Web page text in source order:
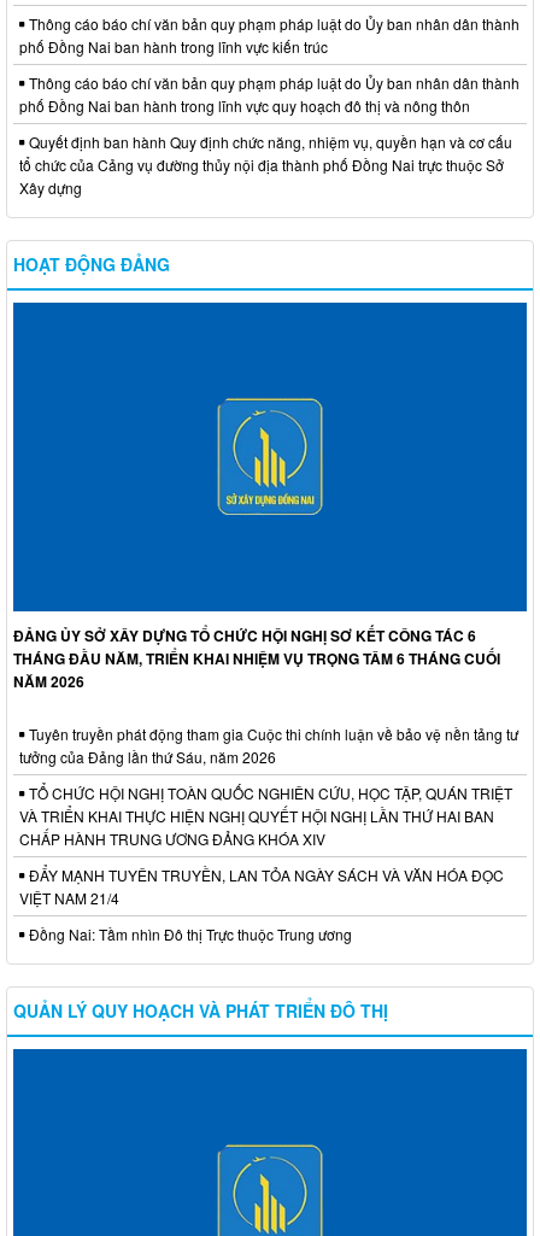
Thông cáo báo chí văn bản quy phạm pháp luật do Ủy ban nhân dân thành
phố Đồng Nai ban hành trong lĩnh vực kiến trúc
Thông cáo báo chí văn bản quy phạm pháp luật do Ủy ban nhân dân thành
phố Đồng Nai ban hành trong lĩnh vực quy hoạch đô thị và nông thôn
Quyết định ban hành Quy định chức năng, nhiệm vụ, quyền hạn và cơ cấu
tổ chức của Cảng vụ đường thủy nội địa thành phố Đồng Nai trực thuộc Sở
Xây dựng
HOẠT ĐỘNG ĐẢNG
ĐẢNG ỦY SỞ XÂY DỰNG TỔ CHỨC HỘI NGHỊ SƠ KẾT CÔNG TÁC 6
THÁNG ĐẦU NĂM, TRIỂN KHAI NHIỆM VỤ TRỌNG TÂM 6 THÁNG CUỐI
NĂM 2026
Tuyên truyền phát động tham gia Cuộc thi chính luận về bảo vệ nền tảng tư
tưởng của Đảng lần thứ Sáu, năm 2026
TỔ CHỨC HỘI NGHỊ TOÀN QUỐC NGHIÊN CỨU, HỌC TẬP, QUÁN TRIỆT
VÀ TRIỂN KHAI THỰC HIỆN NGHỊ QUYẾT HỘI NGHỊ LẦN THỨ HAI BAN
CHẤP HÀNH TRUNG ƯƠNG ĐẢNG KHÓA XIV
ĐẨY MẠNH TUYÊN TRUYỀN, LAN TỎA NGÀY SÁCH VÀ VĂN HÓA ĐỌC
VIỆT NAM 21/4
Đồng Nai: Tầm nhìn Đô thị Trực thuộc Trung ương
QUẢN LÝ QUY HOẠCH VÀ PHÁT TRIỂN ĐÔ THỊ